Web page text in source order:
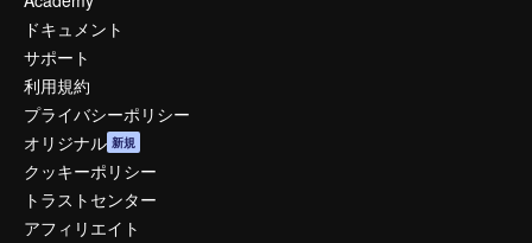
ドキュメント
サポート
利用規約
プライバシーポリシー
オリジナル 新規
クッキーポリシー
トラストセンター
アフィリエイト